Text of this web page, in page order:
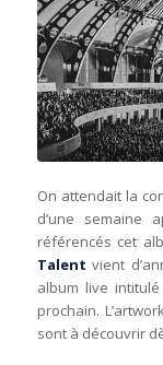
On attendait la
d’une semaine
référencés cet
Talent vient
album live intitulé
prochain.
sont à découvrir